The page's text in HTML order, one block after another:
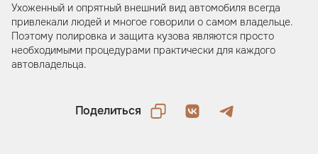
Ухоженный и опрятный внешний вид автомобиля всегда
привлекали людей и многое говорили о самом владельце.
Поэтому полировка и защита кузова являются просто
необходимыми процедурами практически для каждого
автовладельца.
Поделиться